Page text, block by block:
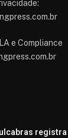
e Compliance
registra